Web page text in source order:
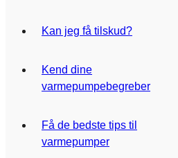
Kan jeg få tilskud?
Kend dine
varmepumpebegreber
Få de bedste tips til
varmepumper